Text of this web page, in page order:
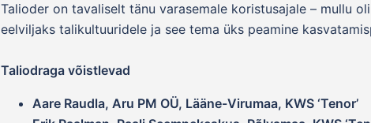
Talioder on tavaliselt tänu varasemale koristusajale – mullu
eelviljaks talikultuuridele ja see tema üks peamine
Taliodraga võistlevad
Aare Raudla, Aru PM OÜ, Lääne-Virumaa, KWS ‘Tenor’